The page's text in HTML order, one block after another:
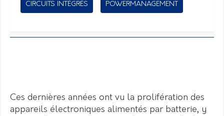
CIRCUITS INTÉGRÉS POWERMANAGEMENT
Ces dernières années ont vu la prolifération des
appareils électroniques alimentés par batterie, y